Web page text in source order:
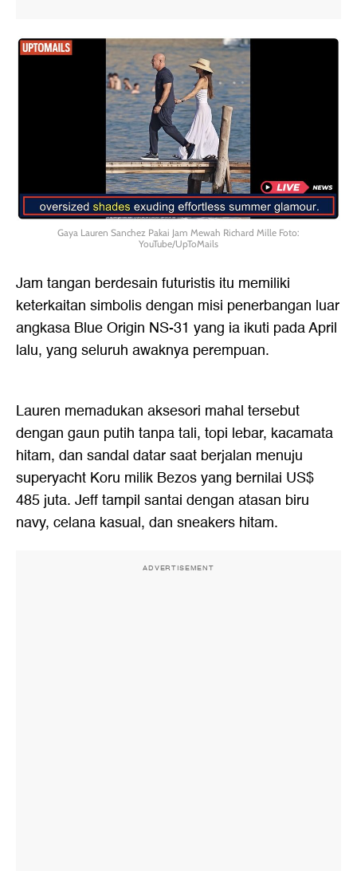
Gaya Lauren Sanchez Pakai Jam Mewah Richard Mille Foto:
YouTube/UpToMails
Jam tangan berdesain futuristis itu memiliki
keterkaitan simbolis dengan misi penerbangan luar
angkasa Blue Origin NS-31 yang ia ikuti pada April
lalu, yang seluruh awaknya perempuan.
Lauren memadukan aksesori mahal tersebut
dengan gaun putih tanpa tali, topi lebar, kacamata
hitam, dan sandal datar saat berjalan menuju
superyacht Koru milik Bezos yang bernilai US$
485 juta. Jeff tampil santai dengan atasan biru
navy, celana kasual, dan sneakers hitam.
ADVERTISEMENT